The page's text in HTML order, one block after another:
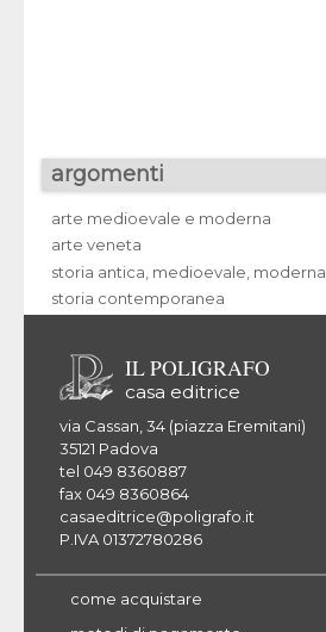
argomenti
arte medioevale e moderna
arte veneta
storia antica, medioevale, moderna
storia contemporanea
IL POLIGRAFO
casa editrice
via Cassan, 34 (piazza Eremitani)
35121 Padova
tel 049 8360887
fax 049 8360864
casaeditrice@poligrafo.it
P.IVA 01372780286
come acquistare